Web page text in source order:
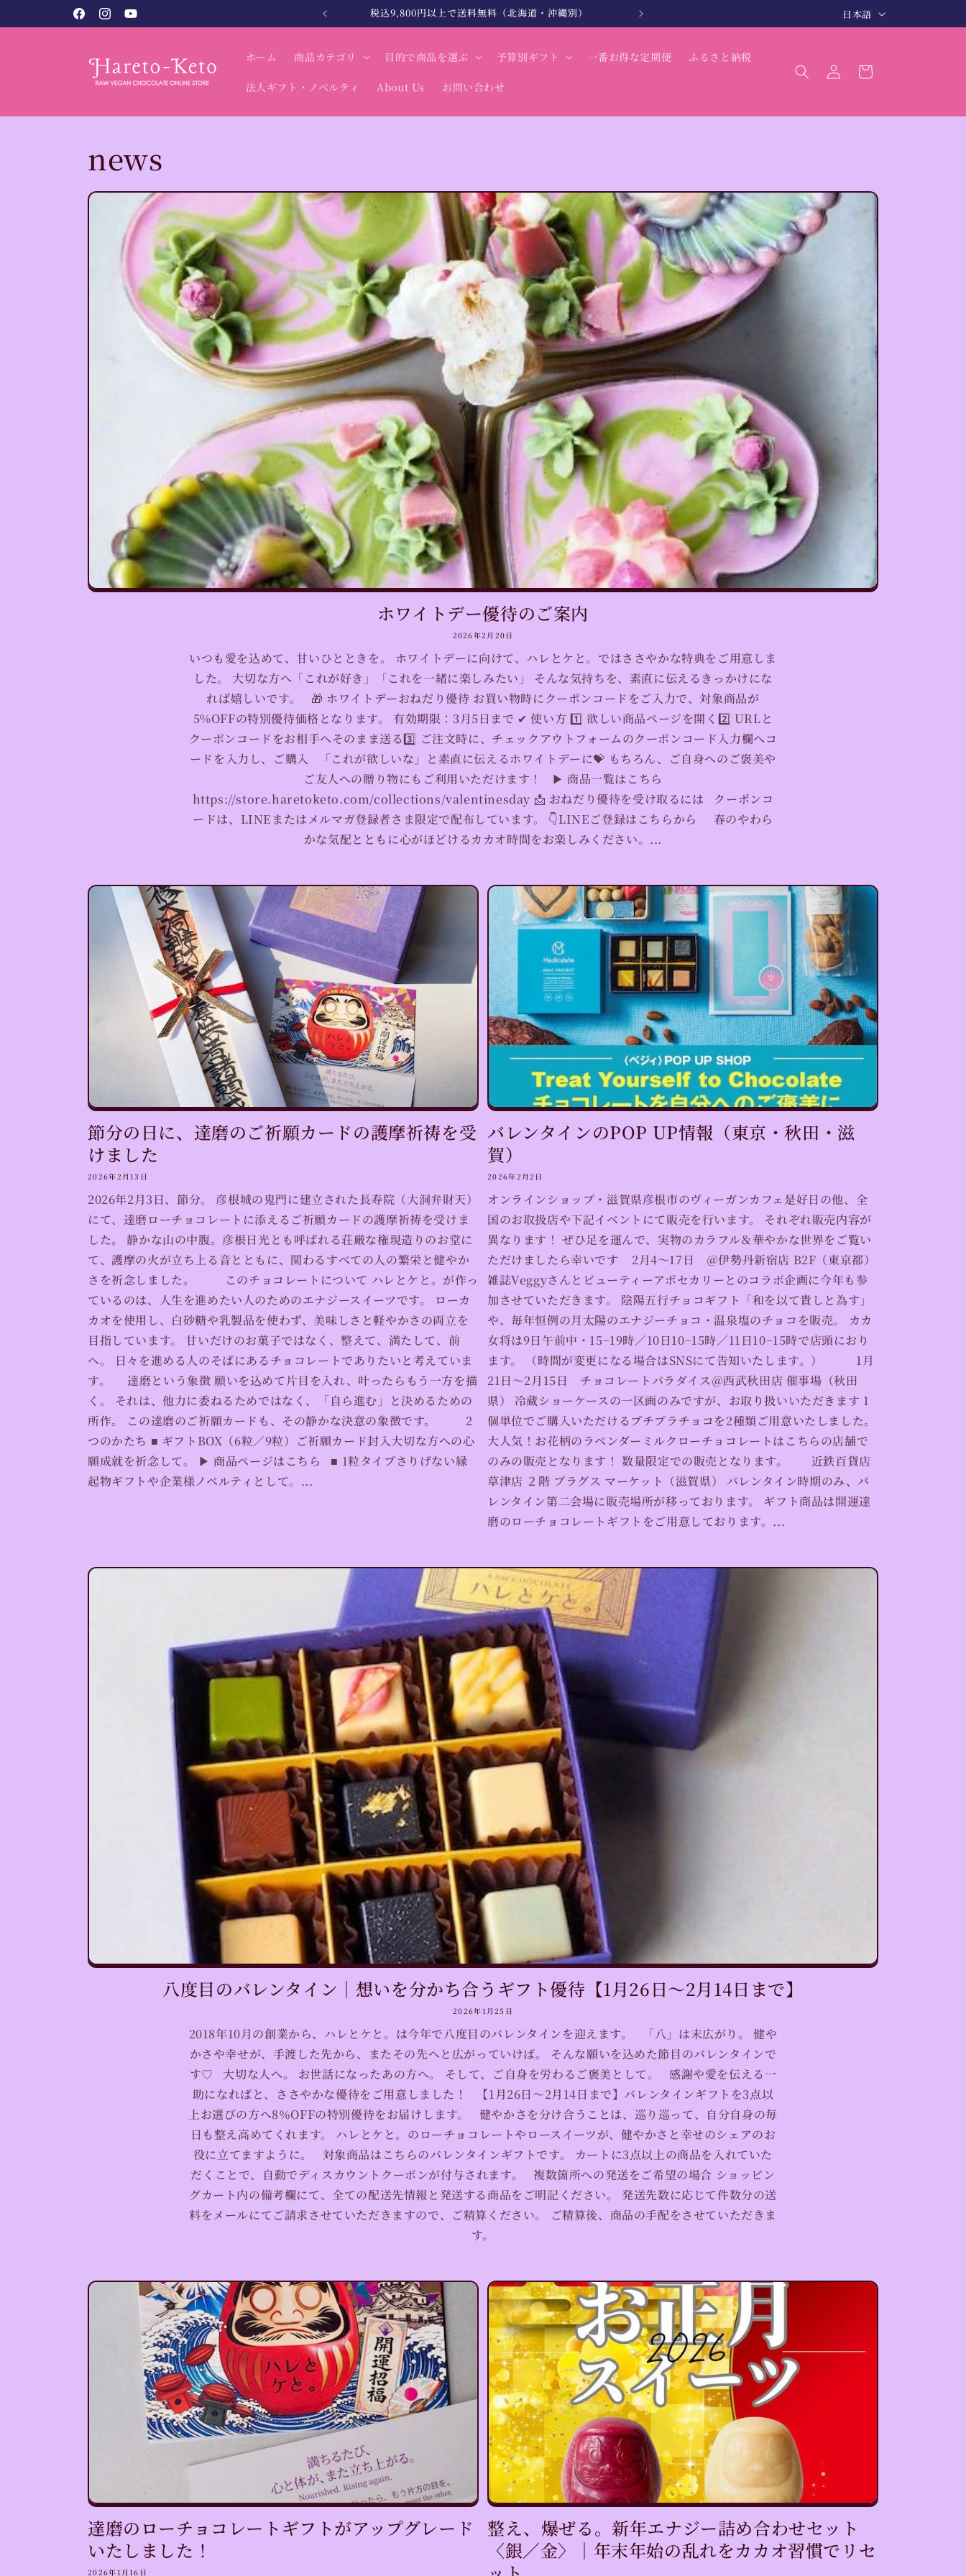
FacebookInstagram
YouTube
税込9,800円以上で送料無料（北海道・沖縄別） 北海道・沖縄は税込12,000円以上で送料無料 3〜5日で商品発送（最短 翌日発送）言
語
日本語
ホーム 商品カテゴリ 目的で商品を選ぶ 予算別ギフト 一番お得な定期便 ふるさと納税
法人ギフト・ノベルティ About Us お問い合わせ
グ
イ
ー
news
ホワイトデー優待のご案内
2026年2月20日
いつも愛を込めて、甘いひとときを。 ホワイトデーに向けて、ハレとケと。ではささやかな特典をご用意しま
した。 大切な方へ「これが好き」「これを一緒に楽しみたい」 そんな気持ちを、素直に伝えるきっかけにな
れば嬉しいです。 🎁 ホワイトデーおねだり優待 お買い物時にクーポンコードをご入力で、対象商品が
5%OFFの特別優待価格となります。 有効期限：3月5日まで ✔ 使い方 1️⃣ 欲しい商品ページを開く2️⃣ URLと
クーポンコードをお相手へそのまま送る3️⃣ ご注文時に、チェックアウトフォームのクーポンコード入力欄へコ
ードを入力し、ご購入 「これが欲しいな」と素直に伝えるホワイトデーに💝 もちろん、ご自身へのご褒美や
ご友人への贈り物にもご利用いただけます！ ▶ 商品一覧はこちら
https://store.haretoketo.com/collections/valentinesday 📩 おねだり優待を受け取るには クーポンコ
ードは、LINEまたはメルマガ登録者さま限定で配布しています。 👇LINEご登録はこちらから 春のやわら
かな気配とともに心がほどけるカカオ時間をお楽しみください。...
節分の日に、達磨のご祈願カードの護摩祈祷を受
けました
2026年2月13日
2026年2月3日、節分。 彦根城の鬼門に建立された長寿院（大洞弁財天）
にて、達磨ローチョコレートに添えるご祈願カードの護摩祈祷を受けま
した。 静かな山の中腹。彦根日光とも呼ばれる荘厳な権現造りのお堂に
て、護摩の火が立ち上る音とともに、関わるすべての人の繁栄と健やか
さを祈念しました。 このチョコレートについて ハレとケと。が作っ
ているのは、人生を進めたい人のためのエナジースイーツです。 ローカ
カオを使用し、白砂糖や乳製品を使わず、美味しさと軽やかさの両立を
目指しています。 甘いだけのお菓子ではなく、整えて、満たして、前
へ。 日々を進める人のそばにあるチョコレートでありたいと考えていま
す。 達磨という象徴 願いを込めて片目を入れ、叶ったらもう一方を描
く。 それは、他力に委ねるためではなく、「自ら進む」と決めるための
所作。 この達磨のご祈願カードも、その静かな決意の象徴です。 2
つのかたち ■ ギフトBOX（6粒／9粒）ご祈願カード封入大切な方への心
願成就を祈念して。 ▶︎ 商品ページはこちら ■ 1粒タイプさりげない縁
起物ギフトや企業様ノベルティとして。...
バレンタインのPOP UP情報（東京・秋田・滋
賀）
2026年2月2日
オンラインショップ・滋賀県彦根市のヴィーガンカフェ是好日の他、全
国のお取扱店や下記イベントにて販売を行います。 それぞれ販売内容が
異なります！ ぜひ足を運んで、実物のカラフル＆華やかな世界をご覧い
ただけましたら幸いです 2月4〜17日 ＠伊勢丹新宿店 B2F（東京都）
雑誌Veggyさんとビューティーアポセカリーとのコラボ企画に今年も参
加させていただきます。 陰陽五行チョコギフト「和を以て貴しと為す」
や、毎年恒例の月太陽のエナジーチョコ・温泉塩のチョコを販売。 カカ
女将は9日午前中・15−19時／10日10−15時／11日10−15時で店頭におり
ます。 （時間が変更になる場合はSNSにて告知いたします。） 1月
21日〜2月15日 チョコレートパラダイス＠西武秋田店 催事場（秋田
県） 冷蔵ショーケースの一区画のみですが、お取り扱いいただきます 1
個単位でご購入いただけるプチプラチョコを2種類ご用意いたしました。
大人気！お花柄のラベンダーミルクローチョコレートはこちらの店舗で
のみの販売となります！ 数量限定での販売となります。 近鉄百貨店
草津店 ２階 プラグス マーケット（滋賀県） バレンタイン時期のみ、バ
レンタイン第二会場に販売場所が移っております。 ギフト商品は開運達
磨のローチョコレートギフトをご用意しております。...
八度目のバレンタイン｜想いを分かち合うギフト優待【1月26日〜2月14日まで】
2026年1月25日
2018年10月の創業から、ハレとケと。は今年で八度目のバレンタインを迎えます。 「八」は末広がり。 健や
かさや幸せが、手渡した先から、またその先へと広がっていけば。 そんな願いを込めた節目のバレンタインで
す♡ 大切な人へ。 お世話になったあの方へ。 そして、ご自身を労わるご褒美として。 感謝や愛を伝える一
助になればと、ささやかな優待をご用意しました！ 【1月26日〜2月14日まで】バレンタインギフトを3点以
上お選びの方へ8％OFFの特別優待をお届けします。 健やかさを分け合うことは、巡り巡って、自分自身の毎
日も整え高めてくれます。 ハレとケと。のローチョコレートやロースイーツが、健やかさと幸せのシェアのお
役に立てますように。 対象商品はこちらのバレンタインギフトです。 カートに3点以上の商品を入れていた
だくことで、自動でディスカウントクーポンが付与されます。 複数箇所への発送をご希望の場合 ショッピン
グカート内の備考欄にて、全ての配送先情報と発送する商品をご明記ください。 発送先数に応じて件数分の送
料をメールにてご請求させていただきますので、ご精算ください。 ご精算後、商品の手配をさせていただきま
す。
達磨のローチョコレートギフトがアップグレード
いたしました！
2026年1月16日
整え、爆ぜる。新年エナジー詰め合わせセット
〈銀／金〉｜年末年始の乱れをカカオ習慣でリセ